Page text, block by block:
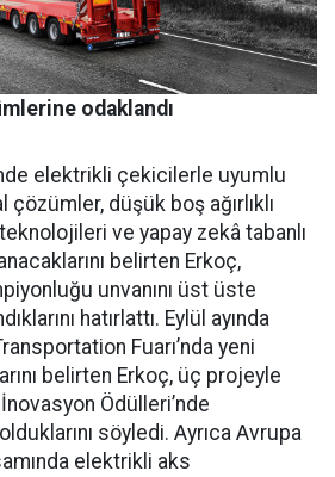
odaklandı
elektrikli çekicilerle uyumlu
düşük boş ağırlıklı
ve yapay zekâ tabanlı
belirten Erkoç,
unvanını üst üste
hatırlattı. Eylül ayında
Fuarı’nda yeni
belirten Erkoç, üç projeyle
Ödülleri’nde
söyledi. Ayrıca Avrupa
elektrikli aks